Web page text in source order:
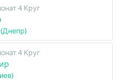
4 Круг
4 Круг